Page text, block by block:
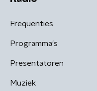
Frequenties
Programma's
Presentatoren
Muziek